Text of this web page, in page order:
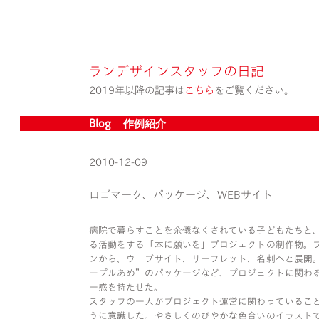
ランデザインスタッフの日記
2019年以降の記事は こちら をご覧ください。
Blog » 作例紹介
2010-12-09
ロゴマーク、パッケージ、WEBサイト
病院で暮らすことを余儀なくされている子どもたちと
る活動をする「本に願いを」プロジェクトの制作物。
ンから、ウェブサイト、リーフレット、名刺へと展
ープルあめ”のパッケージなど、プロジェクトに関わ
一感を持たせた。
スタッフの一人がプロジェクト運営に関わっているこ
うに意識した。やさしくのびやかな色合いのイラスト